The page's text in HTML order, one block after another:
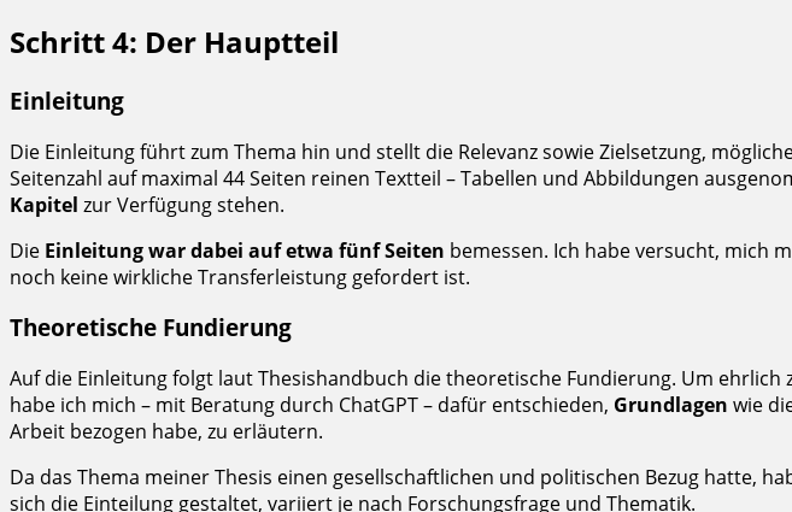
Schritt 4: Der Hauptteil
Einleitung
Die Einleitung führt zum Thema hin und stellt die Relevanz sowie Zielsetzung,
Seitenzahl auf maximal 44 Seiten reinen Textteil – Tabellen und Abbildungen
Kapitel zur Verfügung stehen.
Die Einleitung war dabei auf etwa fünf Seiten bemessen. Ich habe versucht, mich
noch keine wirkliche Transferleistung gefordert ist.
Theoretische Fundierung
Auf die Einleitung folgt laut Thesishandbuch die theoretische Fundierung. Um
habe ich mich – mit Beratung durch ChatGPT – dafür entschieden, Grundlagen wie
Arbeit bezogen habe, zu erläutern.
Da das Thema meiner Thesis einen gesellschaftlichen und politischen Bezug hatte,
sich die Einteilung gestaltet, variiert je nach Forschungsfrage und Thematik.